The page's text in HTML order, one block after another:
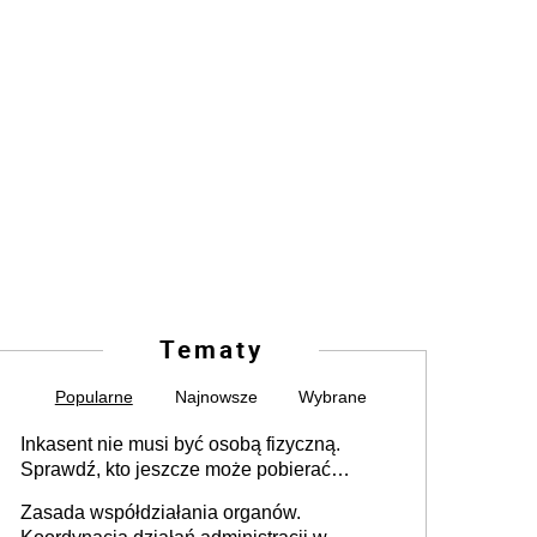
Tematy
Popularne Najnowsze Wybrane
Inkasent nie musi być osobą fizyczną.
Sprawdź, kto jeszcze może pobierać
Zasada współdziałania organów.